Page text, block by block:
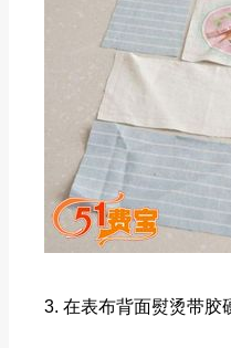
3. 在表布背面熨烫带胶